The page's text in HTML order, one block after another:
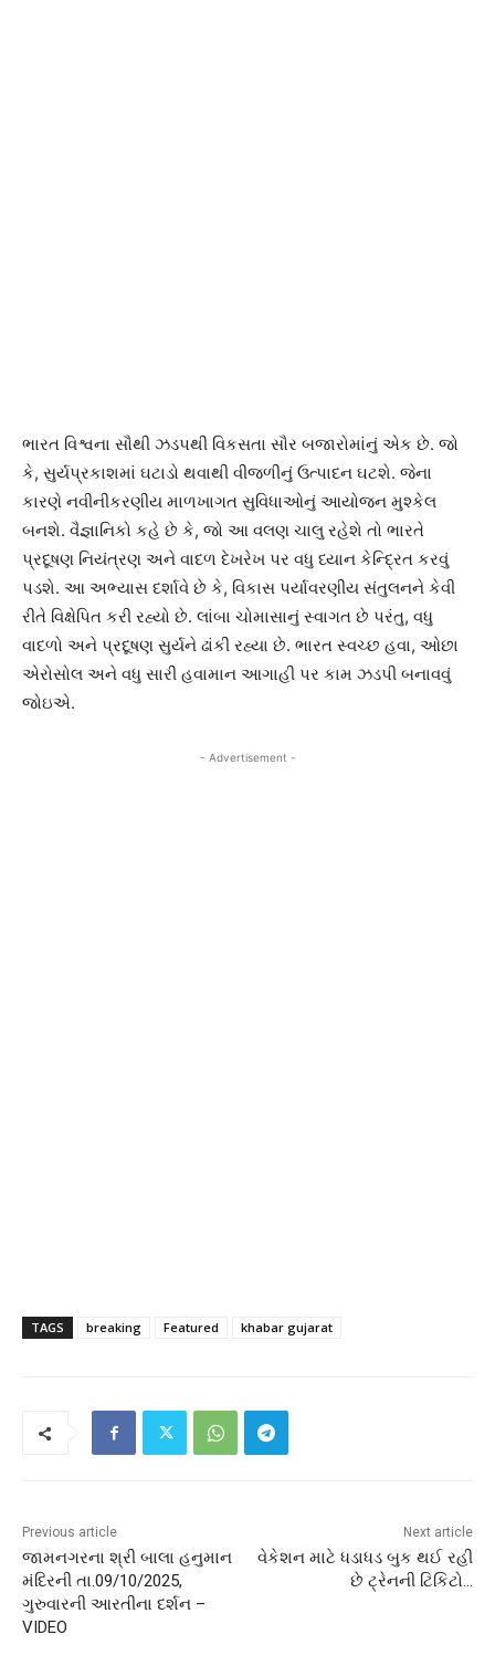
ભારત વિશ્વના સૌથી ઝડપથી વિકસતા સૌર બજારોમાંનું એક છે. જો
કે, સુર્યપ્રકાશમાં ઘટાડો થવાથી વીજળીનું ઉત્પાદન ઘટશે. જેના
કારણે નવીનીકરણીય માળખાગત સુવિધાઓનું આયોજન મુશ્કેલ
બનશે. વૈજ્ઞાનિકો કહે છે કે, જો આ વલણ ચાલુ રહેશે તો ભારતે
પ્રદૂષણ નિયંત્રણ અને વાદળ દેખરેખ પર વધુ ધ્યાન કેન્દ્રિત કરવું
પડશે. આ અભ્યાસ દર્શાવે છે કે, વિકાસ પર્યાવરણીય સંતુલનને કેવી
રીતે વિક્ષેપિત કરી રહ્યો છે. લાંબા ચોમાસાનું સ્વાગત છે પરંતુ, વધુ
વાદળો અને પ્રદૂષણ સુર્યને ઢાંકી રહ્યા છે. ભારત સ્વચ્છ હવા, ઓછા
એરોસોલ અને વધુ સારી હવામાન આગાહી પર કામ ઝડપી બનાવવું
જોઇએ.
- Advertisement -
TAGS breaking Featured khabar gujarat
Previous article
જામનગરના શ્રી બાલા હનુમાન
મંદિરની તા.09/10/2025,
ગુરુવારની આરતીના દર્શન –
VIDEO
Next article
વેકેશન માટે ધડાધડ બુક થઈ રહી
છે ટ્રેનની ટિકિટો…